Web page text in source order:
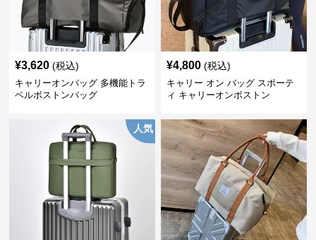
¥3,620 (税込)
キャリーオンバッグ 多機能トラ
ベルボストンバッグ
¥4,800 (税込)
キャリー オン バッグ スポーテ
ィ キャリーオンボストン
人気